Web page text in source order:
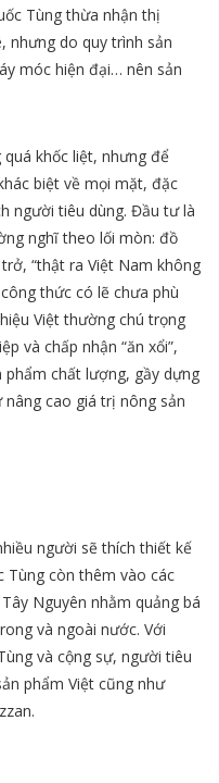
Tùng thừa nhận thị
nhưng do quy trình sản
móc hiện đại… nên sản
khốc liệt, nhưng để
biệt về mọi mặt, đặc
người tiêu dùng. Đầu tư là
nghĩ theo lối mòn: đồ
“thật ra Việt Nam không
thức có lẽ chưa phù
Việt thường chú trọng
và chấp nhận “ăn xổi”,
chất lượng, gầy dựng
cao giá trị nông sản
người sẽ thích thiết kế
Tùng còn thêm vào các
Nguyên nhằm quảng bá
và ngoài nước. Với
và cộng sự, người tiêu
phẩm Việt cũng như